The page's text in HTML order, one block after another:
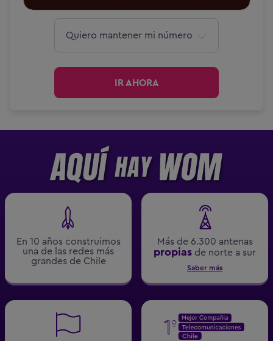
IR AHORA
En 10 años construimos
una de las redes más
grandes de Chile
Más de 6.300 antenas
propias de norte a sur
Saber más